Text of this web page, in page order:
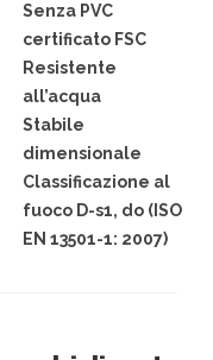
Senza PVC
certificato FSC
Resistente
all’acqua
Stabile
dimensionale
Classificazione al
fuoco D-s1, do (ISO
EN 13501-1: 2007)